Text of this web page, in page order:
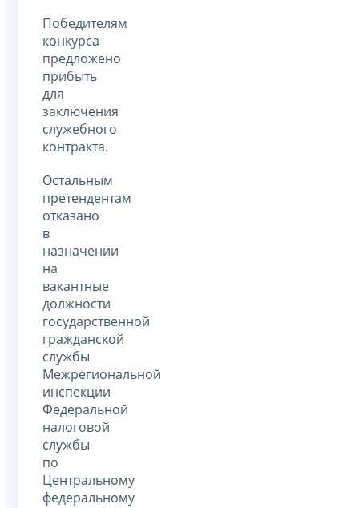
Победителям
конкурса
предложено
прибыть
для
заключения
служебного
контракта.
Остальным
претендентам
отказано
в
назначении
на
вакантные
должности
государственной
гражданской
службы
Межрегиональной
инспекции
Федеральной
налоговой
службы
по
Центральному
федеральному